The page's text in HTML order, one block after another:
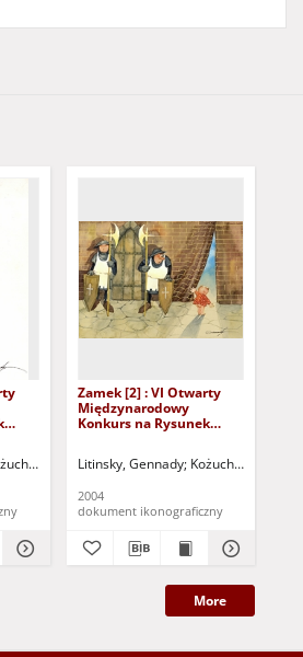
Ośrodek Kultury i Sportu "Zamek"
Zamek [2] : VI Otwarty
Międzynarodowy
Konkurs na Rysunek
Litinsky, Gennady Kożuchowski
2004
dokument ikonograficzny
More